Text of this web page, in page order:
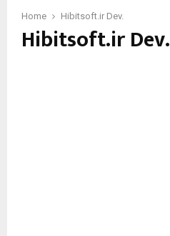
Home Hibitsoft.ir Dev.
Hibitsoft.ir Dev.